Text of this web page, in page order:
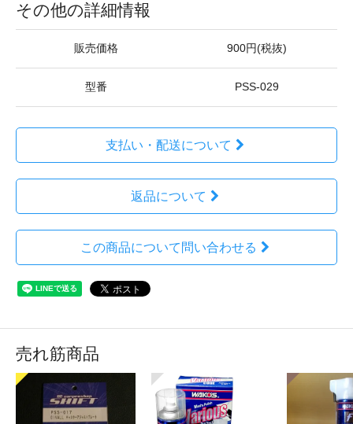
その他の詳細情報
販売価格 900円(税抜)
型番 PSS-029
支払い・配送について
返品について
この商品について問い合わせる
売れ筋商品